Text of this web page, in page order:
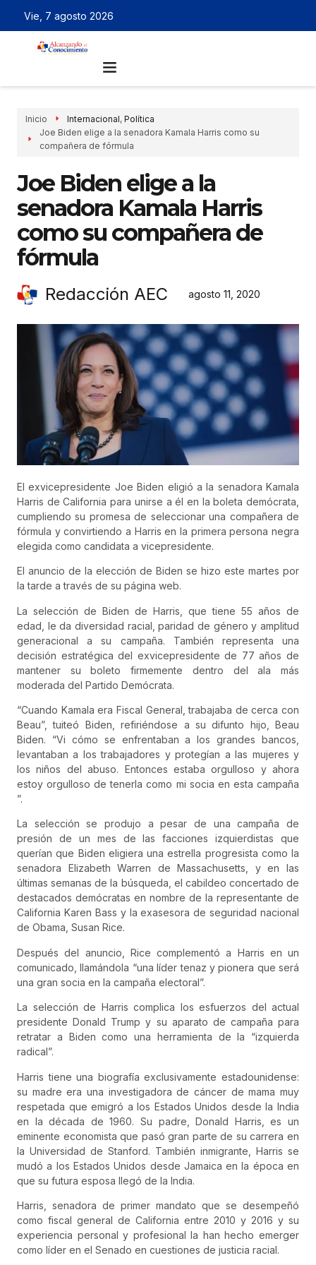
Vie, 7 agosto 2026
Inicio Internacional, Política
Joe Biden elige a la senadora Kamala Harris como su
compañera de fórmula
Joe Biden elige a la
senadora Kamala Harris
como su compañera de
fórmula
Redacción AEC agosto 11, 2020
El exvicepresidente Joe Biden eligió a la senadora Kamala
Harris de California para unirse a él en la boleta demócrata,
cumpliendo su promesa de seleccionar una compañera de
fórmula y convirtiendo a Harris en la primera persona negra
elegida como candidata a vicepresidente.
El anuncio de la elección de Biden se hizo este martes por
la tarde a través de su página web.
La selección de Biden de Harris, que tiene 55 años de
edad, le da diversidad racial, paridad de género y amplitud
generacional a su campaña. También representa una
decisión estratégica del exvicepresidente de 77 años de
mantener su boleto firmemente dentro del ala más
moderada del Partido Demócrata.
“Cuando Kamala era Fiscal General, trabajaba de cerca con
Beau”, tuiteó Biden, refiriéndose a su difunto hijo, Beau
Biden. “Vi cómo se enfrentaban a los grandes bancos,
levantaban a los trabajadores y protegían a las mujeres y
los niños del abuso. Entonces estaba orgulloso y ahora
estoy orgulloso de tenerla como mi socia en esta campaña
”.
La selección se produjo a pesar de una campaña de
presión de un mes de las facciones izquierdistas que
querían que Biden eligiera una estrella progresista como la
senadora Elizabeth Warren de Massachusetts, y en las
últimas semanas de la búsqueda, el cabildeo concertado de
destacados demócratas en nombre de la representante de
California Karen Bass y la exasesora de seguridad nacional
de Obama, Susan Rice.
Después del anuncio, Rice complementó a Harris en un
comunicado, llamándola “una líder tenaz y pionera que será
una gran socia en la campaña electoral”.
La selección de Harris complica los esfuerzos del actual
presidente Donald Trump y su aparato de campaña para
retratar a Biden como una herramienta de la “izquierda
radical”.
Harris tiene una biografía exclusivamente estadounidense:
su madre era una investigadora de cáncer de mama muy
respetada que emigró a los Estados Unidos desde la India
en la década de 1960. Su padre, Donald Harris, es un
eminente economista que pasó gran parte de su carrera en
la Universidad de Stanford. También inmigrante, Harris se
mudó a los Estados Unidos desde Jamaica en la época en
que su futura esposa llegó de la India.
Harris, senadora de primer mandato que se desempeñó
como fiscal general de California entre 2010 y 2016 y su
experiencia personal y profesional la han hecho emerger
como líder en el Senado en cuestiones de justicia racial.